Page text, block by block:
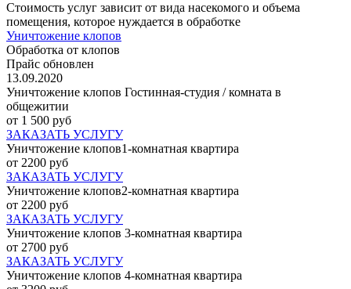
Стоимость услуг зависит от вида насекомого и объема
помещения, которое нуждается в обработке
Уничтожение клопов
Обработка от клопов
Прайс обновлен
13.09.2020
Уничтожение клопов Гостинная-студия / комната в
общежитии
от 1 500 руб
ЗАКАЗАТЬ УСЛУГУ
Уничтожение клопов1-комнатная квартира
от 2200 руб
ЗАКАЗАТЬ УСЛУГУ
Уничтожение клопов2-комнатная квартира
от 2200 руб
ЗАКАЗАТЬ УСЛУГУ
Уничтожение клопов 3-комнатная квартира
от 2700 руб
ЗАКАЗАТЬ УСЛУГУ
Уничтожение клопов 4-комнатная квартира